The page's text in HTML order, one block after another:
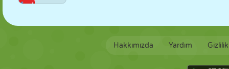
Hakkımızda Yardım